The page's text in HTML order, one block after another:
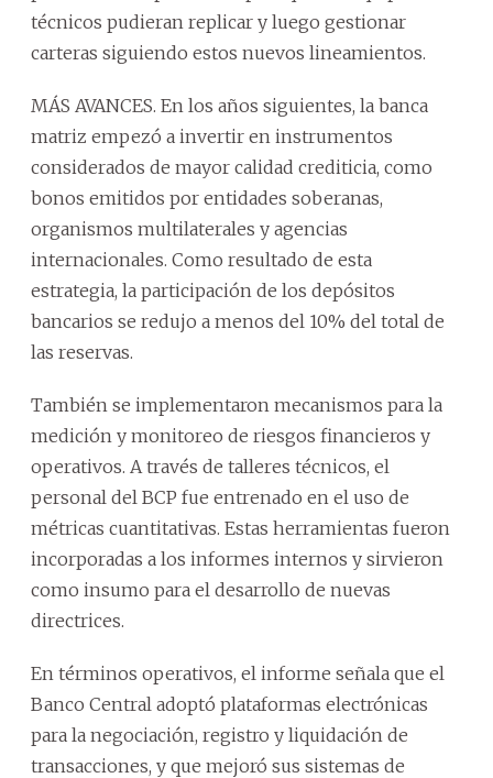
técnicos pudieran replicar y luego gestionar
carteras siguiendo estos nuevos lineamientos.
MÁS AVANCES. En los años siguientes, la banca
matriz empezó a invertir en instrumentos
considerados de mayor calidad crediticia, como
bonos emitidos por entidades soberanas,
organismos multilaterales y agencias
internacionales. Como resultado de esta
estrategia, la participación de los depósitos
bancarios se redujo a menos del 10% del total de
las reservas.
También se implementaron mecanismos para la
medición y monitoreo de riesgos financieros y
operativos. A través de talleres técnicos, el
personal del BCP fue entrenado en el uso de
métricas cuantitativas. Estas herramientas fueron
incorporadas a los informes internos y sirvieron
como insumo para el desarrollo de nuevas
directrices.
En términos operativos, el informe señala que el
Banco Central adoptó plataformas electrónicas
para la negociación, registro y liquidación de
transacciones, y que mejoró sus sistemas de